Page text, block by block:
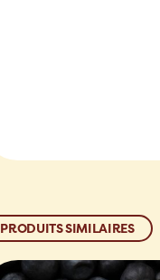
PRODUITS SIMILAIRES